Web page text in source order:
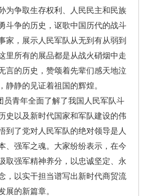
为争取生存权利、人民民主和民族
斗争的历史，讴歌中国历代的战斗
家，展示人民军队从无到有从弱到
里所有的展品都是从战火硝烟中走
言的历史，赞颂着先辈们感天地泣
静静的见证着祖国的辉煌。
青年全面了解了我国人民军队斗
史以及新时代国家和军队建设的伟
到了党对人民军队的绝对领导是人
、强军之魂。大家纷纷表示，在今
取强军精神养分，以忠诚坚定、永
，以实干担当谱写出新时代商贸流
展的新篇章。